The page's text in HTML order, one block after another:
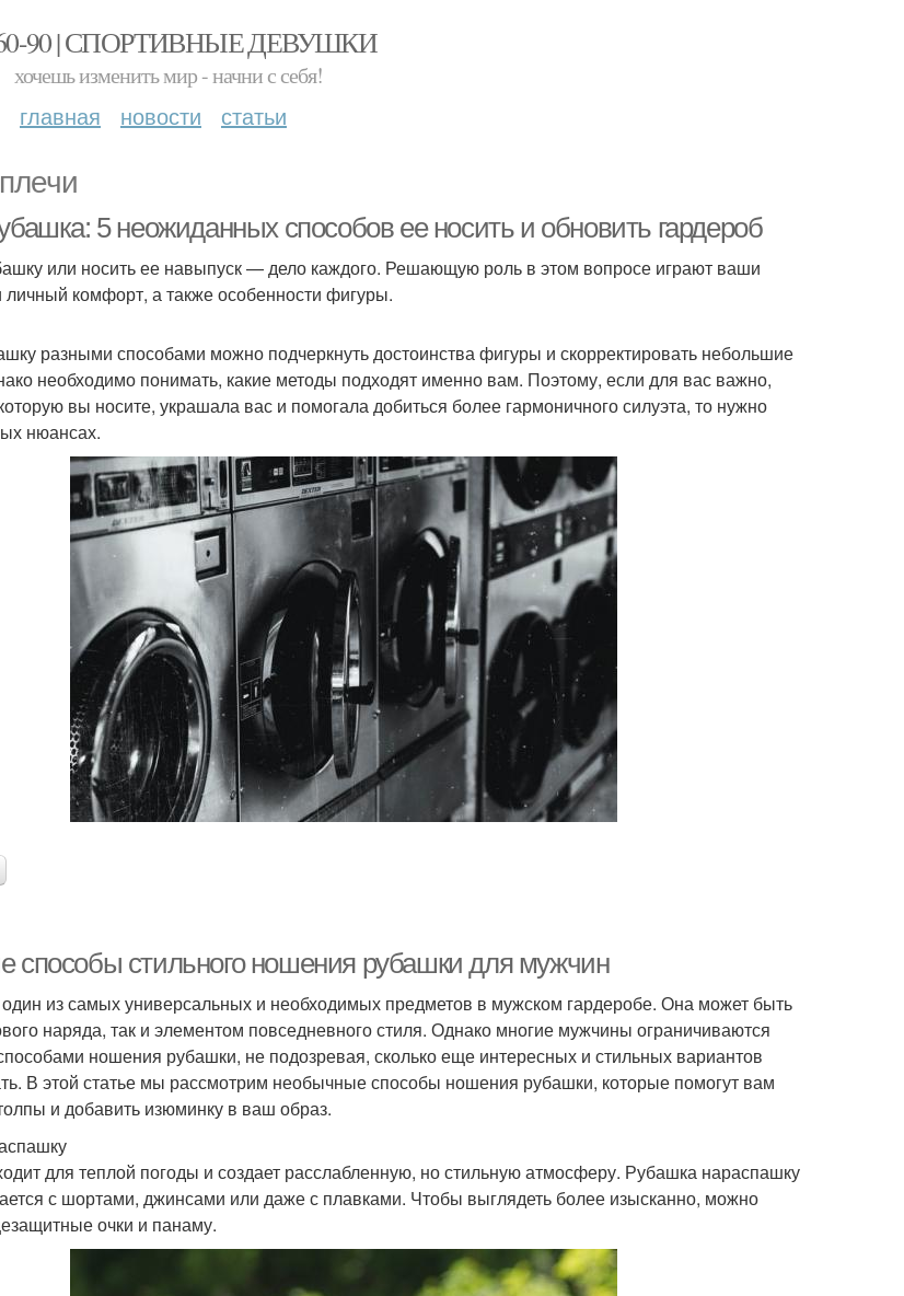
90 | СПОРТИВНЫЕ ДЕВУШКИ
хочешь изменить мир - начни с себя!
главная новости статьи
5 неожиданных способов ее носить и обновить гардероб
или носить ее навыпуск — дело каждого. Решающую роль в этом вопросе играют ваши
личный комфорт, а также особенности фигуры.
разными способами можно подчеркнуть достоинства фигуры и скорректировать небольшие
необходимо понимать, какие методы подходят именно вам. Поэтому, если для вас важно,
вы носите, украшала вас и помогала добиться более гармоничного силуэта, то нужно
нюансах.
способы стильного ношения рубашки для мужчин
из самых универсальных и необходимых предметов в мужском гардеробе. Она может быть
наряда, так и элементом повседневного стиля. Однако многие мужчины ограничиваются
ношения рубашки, не подозревая, сколько еще интересных и стильных вариантов
В этой статье мы рассмотрим необычные способы ношения рубашки, которые помогут вам
и добавить изюминку в ваш образ.
для теплой погоды и создает расслабленную, но стильную атмосферу. Рубашка нараспашку
с шортами, джинсами или даже с плавками. Чтобы выглядеть более изысканно, можно
очки и панаму.